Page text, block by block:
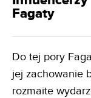
Fagaty
Do tej pory
jej zachowanie
rozmaite